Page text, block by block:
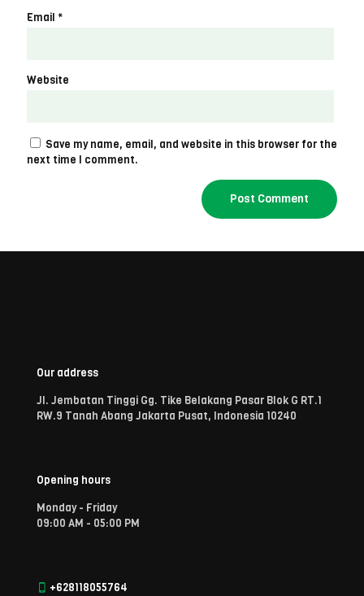
Email *
Website
Save my name, email, and website in this browser for the
next time I comment.
Our address
Jl. Jembatan Tinggi Gg. Tike Belakang Pasar Blok G RT.1
RW.9 Tanah Abang Jakarta Pusat, Indonesia 10240
Opening hours
Monday - Friday
09:00 AM - 05:00 PM
+628118055764